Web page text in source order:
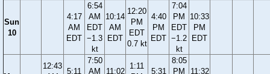
Sun
10
4:17
AM
EDT
6:54
AM
EDT
−1.3
kt
10:14
AM
EDT
12:20
PM
EDT
0.7 kt
4:40
PM
EDT
7:04
PM
EDT
−1.2
kt
10:33
PM
EDT
12:43
5:11
7:50
AM
11:02
1:11
5:31
8:05
PM
11:32